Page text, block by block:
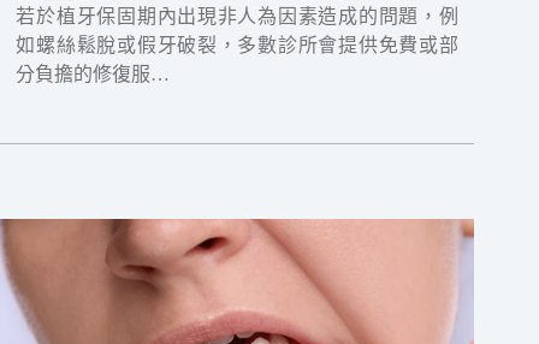
若於植牙保固期內出現非人為因素造成的問題，例
如螺絲鬆脫或假牙破裂，多數診所會提供免費或部
分負擔的修復服…